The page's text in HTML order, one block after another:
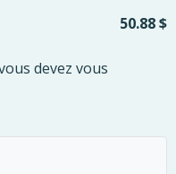
50.88 $
devez vous